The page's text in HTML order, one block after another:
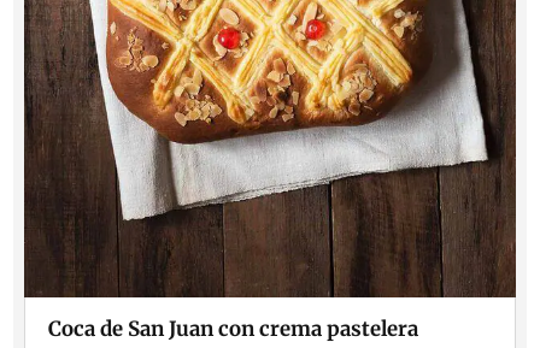
Coca de San Juan con crema pastelera